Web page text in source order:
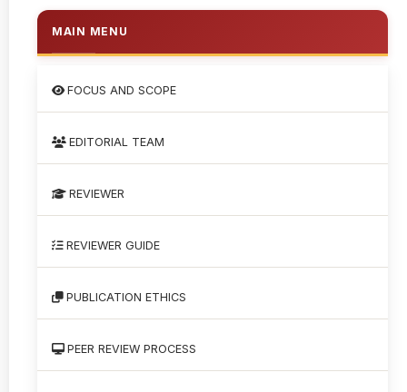
MAIN MENU
FOCUS AND SCOPE
EDITORIAL TEAM
REVIEWER
REVIEWER GUIDE
PUBLICATION ETHICS
PEER REVIEW PROCESS